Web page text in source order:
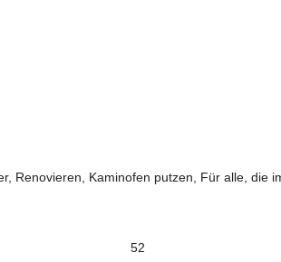
Renovieren, Kaminofen putzen, Für alle, die
52